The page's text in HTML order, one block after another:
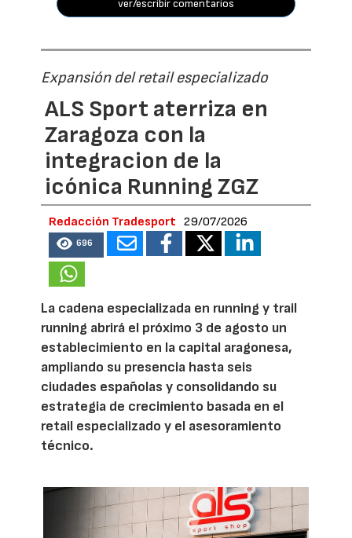
ver/escribir comentarios
Expansión del retail especializado
ALS Sport aterriza en
Zaragoza con la
integracion de la
icónica Running ZGZ
Redacción Tradesport 29/07/2026
696
La cadena especializada en running y trail
running abrirá el próximo 3 de agosto un
establecimiento en la capital aragonesa,
ampliando su presencia hasta seis
ciudades españolas y consolidando su
estrategia de crecimiento basada en el
retail especializado y el asesoramiento
técnico.